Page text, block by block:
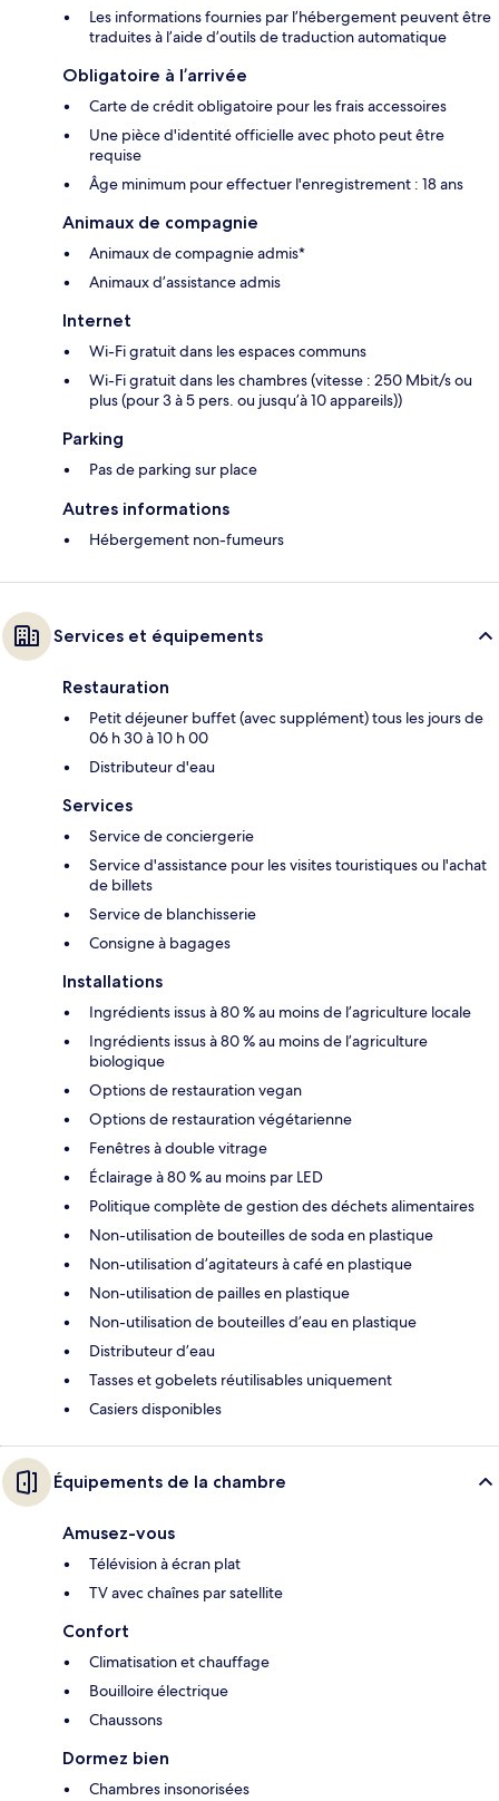
Les informations fournies par l’hébergement peuvent être
traduites à l’aide d’outils de traduction automatique
Obligatoire à l’arrivée
Carte de crédit obligatoire pour les frais accessoires
Une pièce d'identité officielle avec photo peut être
requise
Âge minimum pour effectuer l'enregistrement : 18 ans
Animaux de compagnie
Animaux de compagnie admis*
Animaux d’assistance admis
Internet
Wi-Fi gratuit dans les espaces communs
Wi-Fi gratuit dans les chambres (vitesse : 250 Mbit/s ou
plus (pour 3 à 5 pers. ou jusqu’à 10 appareils))
Parking
Pas de parking sur place
Autres informations
Hébergement non-fumeurs
Services et équipements
Restauration
Petit déjeuner buffet (avec supplément) tous les jours de
06 h 30 à 10 h 00
Distributeur d'eau
Services
Service de conciergerie
Service d'assistance pour les visites touristiques ou l'achat
de billets
Service de blanchisserie
Consigne à bagages
Installations
Ingrédients issus à 80 % au moins de l’agriculture locale
Ingrédients issus à 80 % au moins de l’agriculture
biologique
Options de restauration vegan
Options de restauration végétarienne
Fenêtres à double vitrage
Éclairage à 80 % au moins par LED
Politique complète de gestion des déchets alimentaires
Non-utilisation de bouteilles de soda en plastique
Non-utilisation d’agitateurs à café en plastique
Non-utilisation de pailles en plastique
Non-utilisation de bouteilles d’eau en plastique
Distributeur d’eau
Tasses et gobelets réutilisables uniquement
Casiers disponibles
Équipements de la chambre
Amusez-vous
Télévision à écran plat
TV avec chaînes par satellite
Confort
Climatisation et chauffage
Bouilloire électrique
Chaussons
Dormez bien
Chambres insonorisées